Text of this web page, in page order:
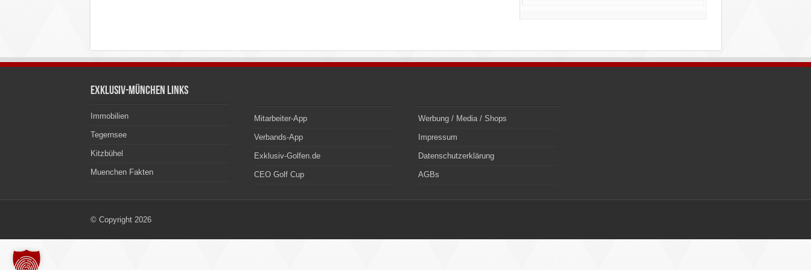
Exklusiv-München Links
Immobilien
Tegernsee
Kitzbühel
Muenchen Fakten
Mitarbeiter-App
Verbands-App
Exklusiv-Golfen.de
CEO Golf Cup
Werbung / Media / Shops
Impressum
Datenschutzerklärung
AGBs
© Copyright 2026